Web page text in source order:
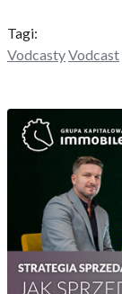
Tagi:
VodcastyVodcast